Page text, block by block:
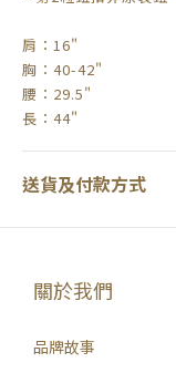
肩：16"
胸：40-42"
腰：29.5"
長：44"
送貨及付款方式
關於我們
品牌故事